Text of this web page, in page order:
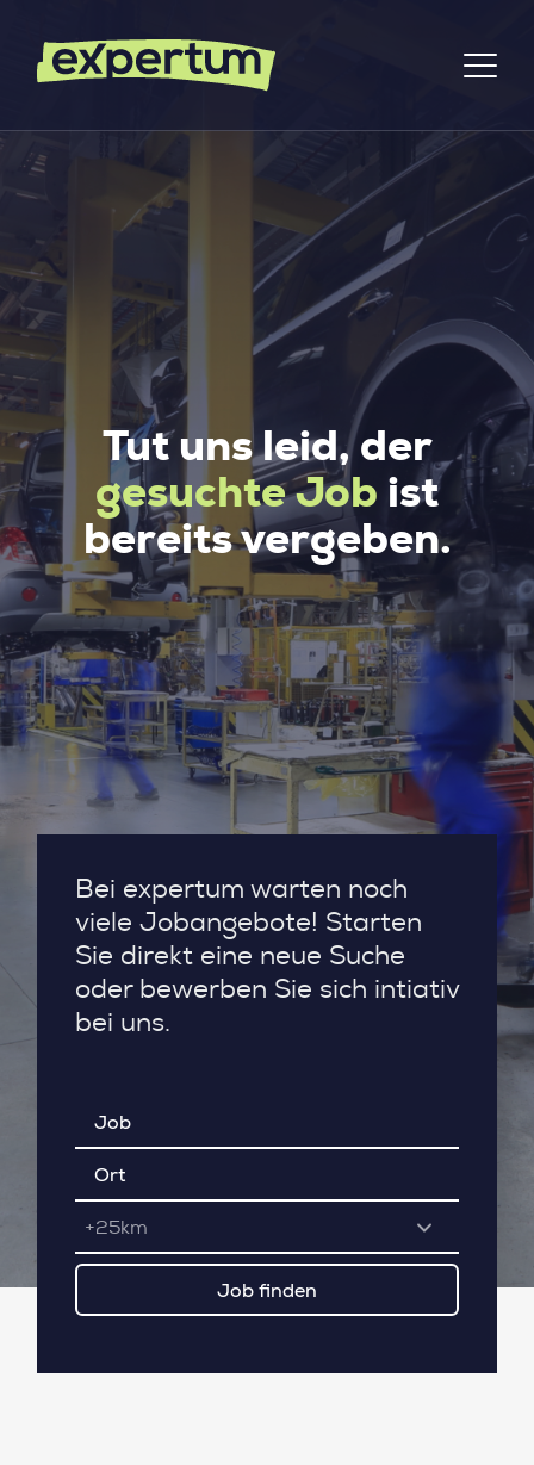
Tut uns leid, der
gesuchte Job ist
bereits vergeben.
Bei expertum warten noch
viele Jobangebote! Starten
Sie direkt eine neue Suche
oder bewerben Sie sich intiativ
bei uns.
+25km